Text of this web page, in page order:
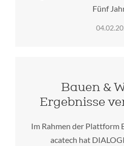
Fünf
Bauen &
Ergebnisse
Im Rahmen der Plattform
acatech hat